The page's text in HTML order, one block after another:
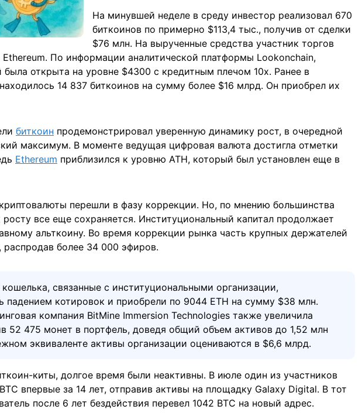
На минувшей неделе в среду инвестор реализовал 670
биткоинов по примерно $113,4 тыс., получив от сделки
$76 млн. На вырученные средства участник торгов
По информации аналитической платформы Lookonchain,
была открыта на уровне $4300 с кредитным плечом 10х. Ранее в
14 837 биткоинов на сумму более $16 млрд. Он приобрел их
биткоин продемонстрировал уверенную динамику рост, в очередной
максимум. В моменте ведущая цифровая валюта достигла отметки
Ethereum приблизился к уровню ATH, который был установлен еще в
перешли в фазу коррекции. Но, по мнению большинства
росту все еще сохраняется. Институциональный капитал продолжает
альткоину. Во время коррекции рынка часть крупных держателей
распродав более 34 000 эфиров.
связанные с институциональными организации,
падением котировок и приобрели по 9044 ETH на сумму $38 млн.
компания BitMine Immersion Technologies также увеличила
52 475 монет в портфель, доведя общий объем активов до 1,52 млн
эквиваленте активы организации оцениваются в $6,6 млрд.
киты, долгое время были неактивны. В июле один из участников
впервые за 14 лет, отправив активы на площадку Galaxy Digital. В тот
после 6 лет бездействия перевел 1042 BTC на новый адрес.